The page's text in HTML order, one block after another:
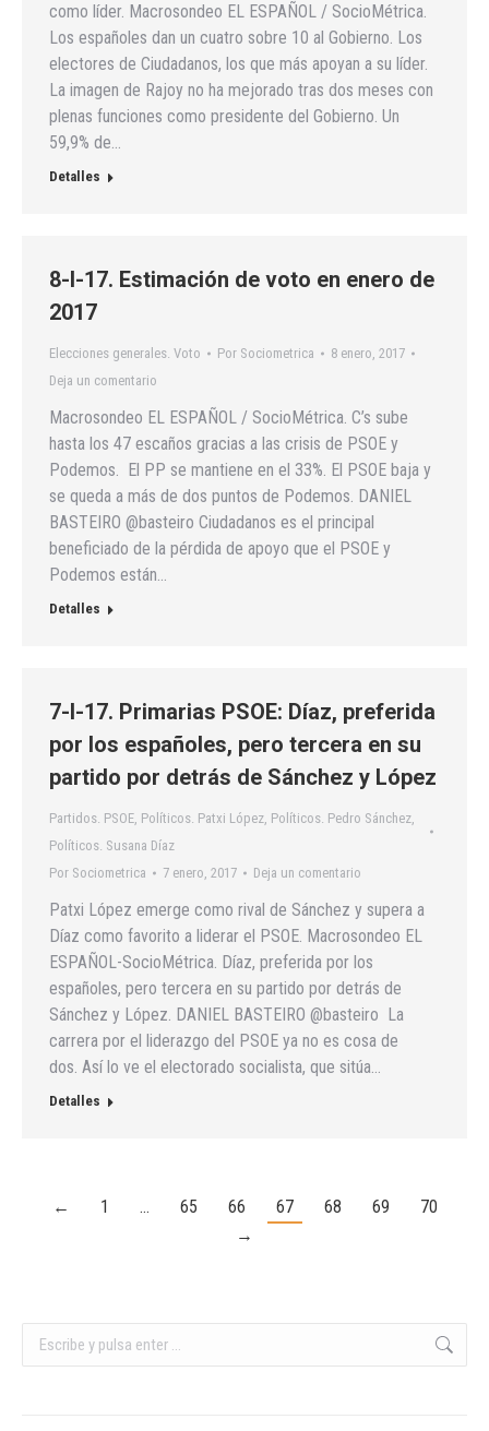
como líder. Macrosondeo EL ESPAÑOL / SocioMétrica.
Los españoles dan un cuatro sobre 10 al Gobierno. Los
electores de Ciudadanos, los que más apoyan a su líder.
La imagen de Rajoy no ha mejorado tras dos meses con
plenas funciones como presidente del Gobierno. Un
59,9% de…
Detalles
8-I-17. Estimación de voto en enero de
2017
Elecciones generales. Voto Por Sociometrica
8 enero, 2017
Deja un comentario
Macrosondeo EL ESPAÑOL / SocioMétrica. C’s sube
hasta los 47 escaños gracias a las crisis de PSOE y
Podemos. El PP se mantiene en el 33%. El PSOE baja y
se queda a más de dos puntos de Podemos. DANIEL
BASTEIRO @basteiro Ciudadanos es el principal
beneficiado de la pérdida de apoyo que el PSOE y
Podemos están…
Detalles
7-I-17. Primarias PSOE: Díaz, preferida
por los españoles, pero tercera en su
partido por detrás de Sánchez y López
Partidos. PSOE, Políticos. Patxi López, Políticos. Pedro Sánchez,
Políticos. Susana Díaz
Por Sociometrica 7 enero, 2017 Deja un comentario
Patxi López emerge como rival de Sánchez y supera a
Díaz como favorito a liderar el PSOE. Macrosondeo EL
ESPAÑOL-SocioMétrica. Díaz, preferida por los
españoles, pero tercera en su partido por detrás de
Sánchez y López. DANIEL BASTEIRO @basteiro La
carrera por el liderazgo del PSOE ya no es cosa de
dos. Así lo ve el electorado socialista, que sitúa…
Detalles
← 1 … 65 66 67 68 69
70
→
Buscar: